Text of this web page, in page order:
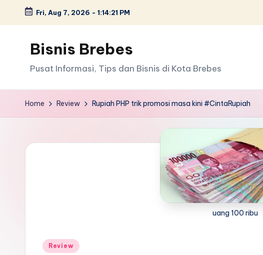
Skip
content
Fri, Aug 7, 2026 - 1:14:21 PM
Bisnis Brebes
Pusat Informasi, Tips dan Bisnis di Kota Brebes
Home Review Rupiah PHP trik promosi masa kini #CintaRupiah
uang 100 ribu
Posted
Review